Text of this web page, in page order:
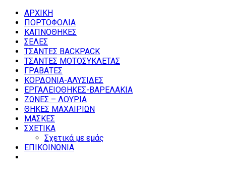
ΑΡΧΙΚΗ
ΠΟΡΤΟΦΟΛΙΑ
ΚΑΠΝΟΘΗΚΕΣ
ΣΕΛΕΣ
ΤΣΑΝΤΕΣ BACKPACK
ΤΣΑΝΤΕΣ ΜΟΤΟΣΥΚΛΕΤΑΣ
ΓΡΑΒΑΤΕΣ
ΚΟΡΔΟΝΙΑ-ΑΛΥΣΙΔΕΣ
ΕΡΓΑΛΕΙΟΘΗΚΕΣ-ΒΑΡΕΛΑΚΙΑ
ΖΩΝΕΣ – ΛΟΥΡΙΑ
ΘΗΚΕΣ ΜΑΧΑΙΡΙΩΝ
ΜΑΣΚΕΣ
ΣΧΕΤΙΚΑ
Σχετικά με εμάς
ΕΠΙΚΟΙΝΩΝΙΑ